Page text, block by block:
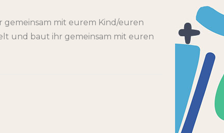
gemeinsam mit eurem Kind/euren
und baut ihr gemeinsam mit euren